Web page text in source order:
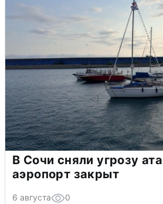
В Сочи сняли угрозу
аэропорт закрыт
6 августа 0